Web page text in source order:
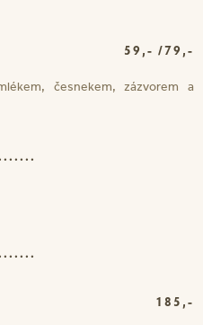
česnekem, zázvorem a
59,- /79,-
185,-